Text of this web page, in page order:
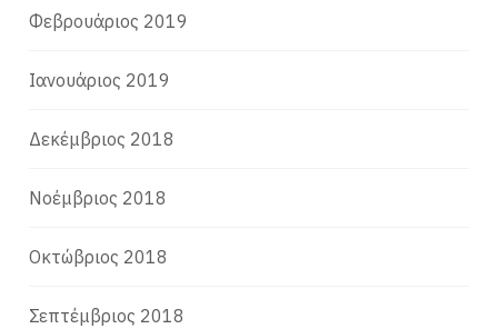
Φεβρουάριος 2019
Ιανουάριος 2019
Δεκέμβριος 2018
Νοέμβριος 2018
Οκτώβριος 2018
Σεπτέμβριος 2018